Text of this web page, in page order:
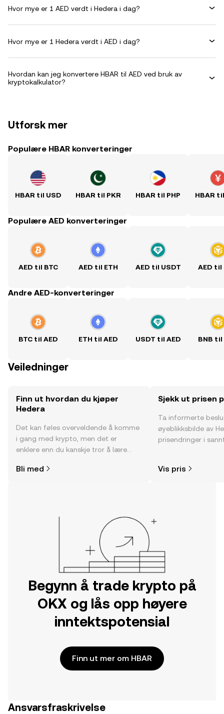
Hvor mye er 1 AED verdt i Hedera i dag?
Hvor mye er 1 Hedera verdt i AED i dag?
Hvordan kan jeg konvertere HBAR til AED ved bruk av
kryptokalkulator?
Utforsk mer
Populære HBAR konverteringer
HBAR til USD HBAR til PKR HBAR til PHP HBAR
Populære AED konverteringer
AED til BTC AED til ETH AED til USDT AED til
Andre AED-konverteringer
BTC til AED ETH til AED USDT til AED BNB til
Veiledninger
Finn ut hvordan du kjøper
Hedera
Det kan føles overveldende å komme
i gang med krypto, men det er
enklere enn du kanskje tror å lære
Kom i gang med reisen din på OKX-
Bli med
Sjekk ut prisen
Ta informerte
øyeblikksbilde av
prisendringer i
Vis pris
Begynn å trade krypto på
OKX og lås opp høyere
inntektspotensial
Finn ut mer om HBAR
Ansvarsfraskrivelse